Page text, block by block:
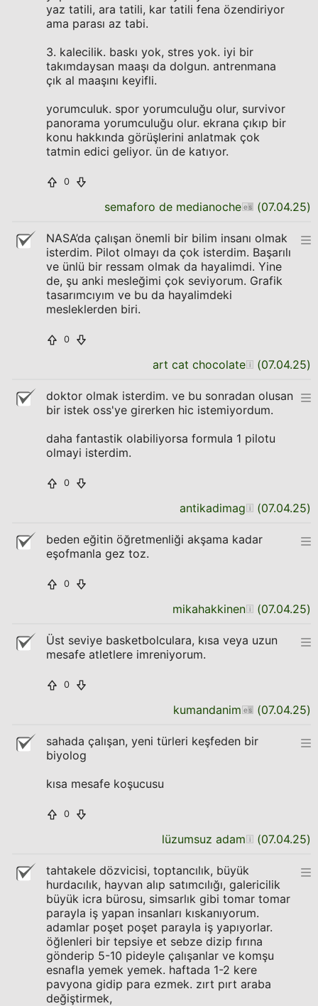
yaz tatili, ara tatili, kar tatili fena özendiriyor
ama parası az tabi.
3. kalecilik. baskı yok, stres yok. iyi bir
takımdaysan maaşı da dolgun. antrenmana
çık al maaşını keyifli.
yorumculuk. spor yorumculuğu olur, survivor
panorama yorumculuğu olur. ekrana çıkıp bir
konu hakkında görüşlerini anlatmak çok
tatmin edici geliyor. ün de katıyor.
0
semaforo de medianoche (07.04.25)
NASA’da çalışan önemli bir bilim insanı olmak
isterdim. Pilot olmayı da çok isterdim. Başarılı
ve ünlü bir ressam olmak da hayalimdi. Yine
de, şu anki mesleğimi çok seviyorum. Grafik
tasarımcıyım ve bu da hayalimdeki
mesleklerden biri.
0
art cat chocolate (07.04.25)
doktor olmak isterdim. ve bu sonradan olusan
bir istek oss'ye girerken hic istemiyordum.
daha fantastik olabiliyorsa formula 1 pilotu
olmayi isterdim.
0
antikadimag (07.04.25)
beden eğitin öğretmenliği akşama kadar
eşofmanla gez toz.
0
mikahakkinen (07.04.25)
Üst seviye basketbolculara, kısa veya uzun
mesafe atletlere imreniyorum.
0
kumandanim (07.04.25)
sahada çalışan, yeni türleri keşfeden bir
biyolog
kısa mesafe koşucusu
0
lüzumsuz adam (07.04.25)
tahtakele dözvicisi, toptancılık, büyük
hurdacılık, hayvan alıp satımcılığı, galericilik
büyük icra bürosu, simsarlık gibi tomar tomar
parayla iş yapan insanları kıskanıyorum.
adamlar poşet poşet parayla iş yapıyorlar.
öğlenleri bir tepsiye et sebze dizip fırına
gönderip 5-10 pideyle çalışanlar ve komşu
esnafla yemek yemek. haftada 1-2 kere
pavyona gidip para ezmek. zırt pırt araba
değiştirmek,